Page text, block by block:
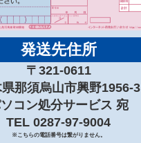
発送先住所
〒321-0611
那須烏山市興野1956-3
コン処分サービス 宛
TEL 0287-97-9004
※こちらの電話番号は繋がりません。